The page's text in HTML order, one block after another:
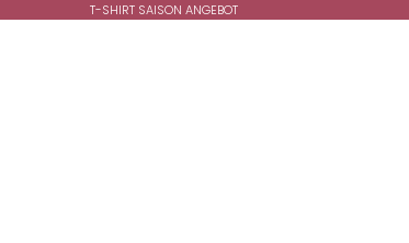
T-SHIRT SAISON ANGEBOT